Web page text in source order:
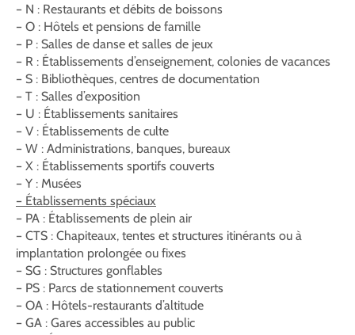
– N : Restaurants et débits de boissons
– O : Hôtels et pensions de famille
– P : Salles de danse et salles de jeux
– R : Établissements d’enseignement, colonies de vacances
– S : Bibliothèques, centres de documentation
– T : Salles d’exposition
– U : Établissements sanitaires
– V : Établissements de culte
– W : Administrations, banques, bureaux
– X : Établissements sportifs couverts
– Y : Musées
– Établissements spéciaux
– PA : Établissements de plein air
– CTS : Chapiteaux, tentes et structures itinérants ou à
implantation prolongée ou fixes
– SG : Structures gonflables
– PS : Parcs de stationnement couverts
– OA : Hôtels-restaurants d’altitude
– GA : Gares accessibles au public